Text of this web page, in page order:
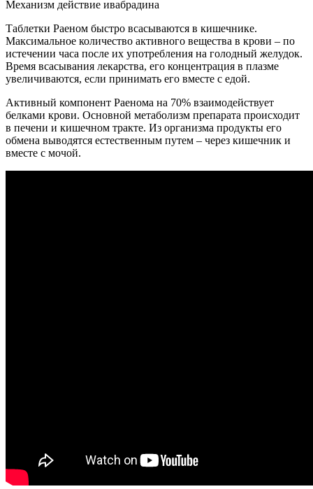
Механизм действие ивабрадина
Таблетки Раеном быстро всасываются в кишечнике.
Максимальное количество активного вещества в крови – по
истечении часа после их употребления на голодный желудок.
Время всасывания лекарства, его концентрация в плазме
увеличиваются, если принимать его вместе с едой.
Активный компонент Раенома на 70% взаимодействует
белками крови. Основной метаболизм препарата происходит
в печени и кишечном тракте. Из организма продукты его
обмена выводятся естественным путем – через кишечник и
вместе с мочой.